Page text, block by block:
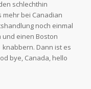
schlechthin
mehr bei Canadian
noch einmal
und einen Boston
knabbern. Dann ist es
bye, Canada, hello